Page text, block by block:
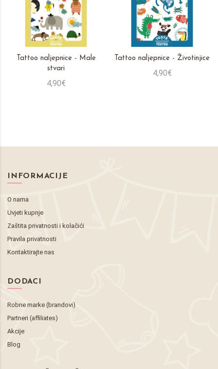
Tattoo naljepnice - Male
stvari
4,90€
Tattoo naljepnice - Životinjice
4,90€
INFORMACIJE
O nama
Uvjeti kupnje
Zaštita privatnosti i kolačići
Pravila privatnosti
Kontaktirajte nas
DODACI
Robne marke (brandovi)
Partneri (affiliates)
Akcije
Blog